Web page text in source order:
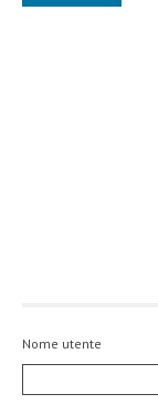
Nome utente